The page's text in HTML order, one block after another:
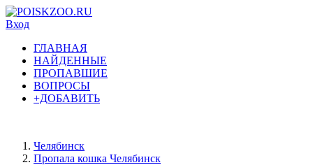
Вход
ГЛАВНАЯ
НАЙДЕННЫЕ
ПРОПАВШИЕ
ВОПРОСЫ
+ДОБАВИТЬ
Челябинск
Пропала кошка Челябинск